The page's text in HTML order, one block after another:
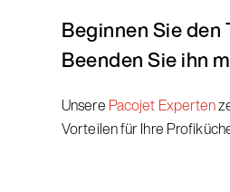
Beginnen Sie
Beenden Sie ihn
Unsere Pacojet Experten
Vorteilen für Ihre